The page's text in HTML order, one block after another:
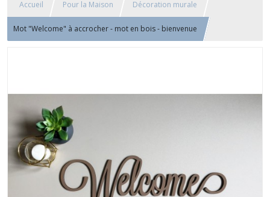
Accueil Pour la Maison Décoration murale
Mot "Welcome" à accrocher - mot en bois - bienvenue